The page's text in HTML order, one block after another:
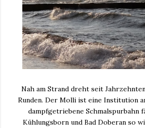
Nah am Strand dreht seit
Runden. Der Molli ist eine Institution
dampfgetriebene Schmalspurbahn
Kühlungsborn und Bad Doberan so